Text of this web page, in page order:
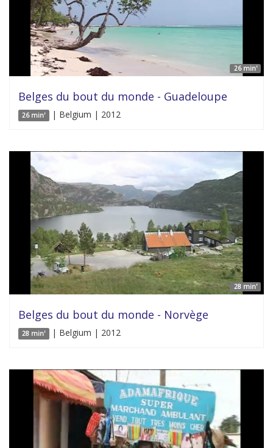
26 min'
Belges du bout du monde - Guadeloupe
26 min' | Belgium | 2012
28 min'
Belges du bout du monde - Norvège
28 min' | Belgium | 2012